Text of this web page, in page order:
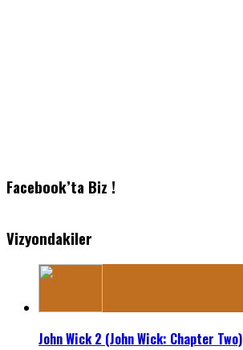
Facebook’ta Biz !
Vizyondakiler
John Wick 2 (John Wick: Chapter Two)